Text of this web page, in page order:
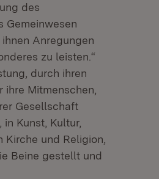
des
Gemeinwesen
Anregungen
zu leisten.“
durch ihren
Mitmenschen,
Gesellschaft
Kunst, Kultur,
und Religion,
Beine gestellt und